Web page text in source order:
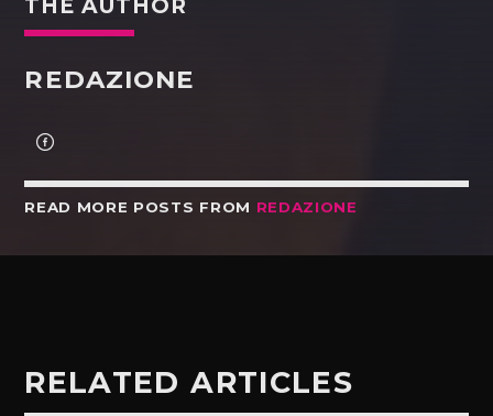
THE AUTHOR
REDAZIONE
READ MORE POSTS FROM REDAZIONE
RELATED ARTICLES